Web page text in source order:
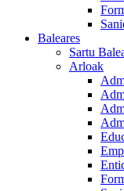
Baleares
Sartu
Arloak